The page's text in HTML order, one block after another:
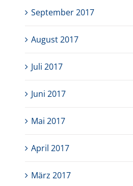
September 2017
August 2017
Juli 2017
Juni 2017
Mai 2017
April 2017
März 2017